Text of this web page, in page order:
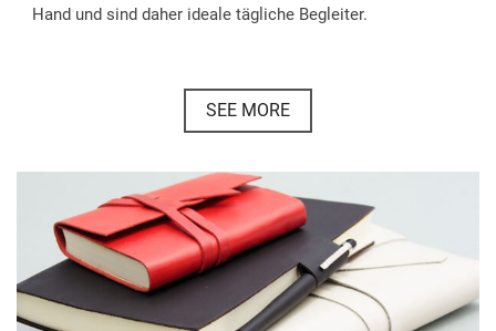
Hand und sind daher ideale tägliche Begleiter.
SEE MORE